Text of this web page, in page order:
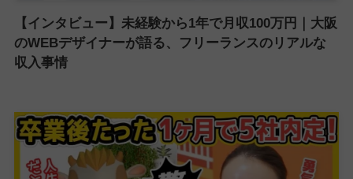
【インタビュー】未経験から1年で月収100万円｜大阪
のWEBデザイナーが語る、フリーランスのリアルな
収入事情